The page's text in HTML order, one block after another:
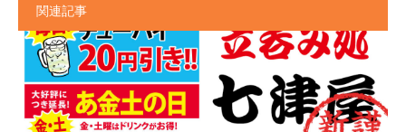
関連記事